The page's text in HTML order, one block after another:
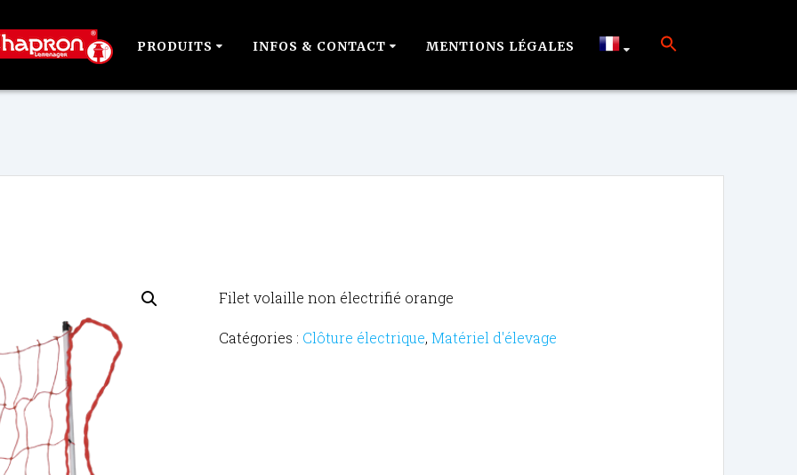
PRODUITS INFOS & CONTACT MENTIONS LÉGALES
Filet volaille non électrifié orange
Catégories : Clôture électrique, Matériel d'élevage